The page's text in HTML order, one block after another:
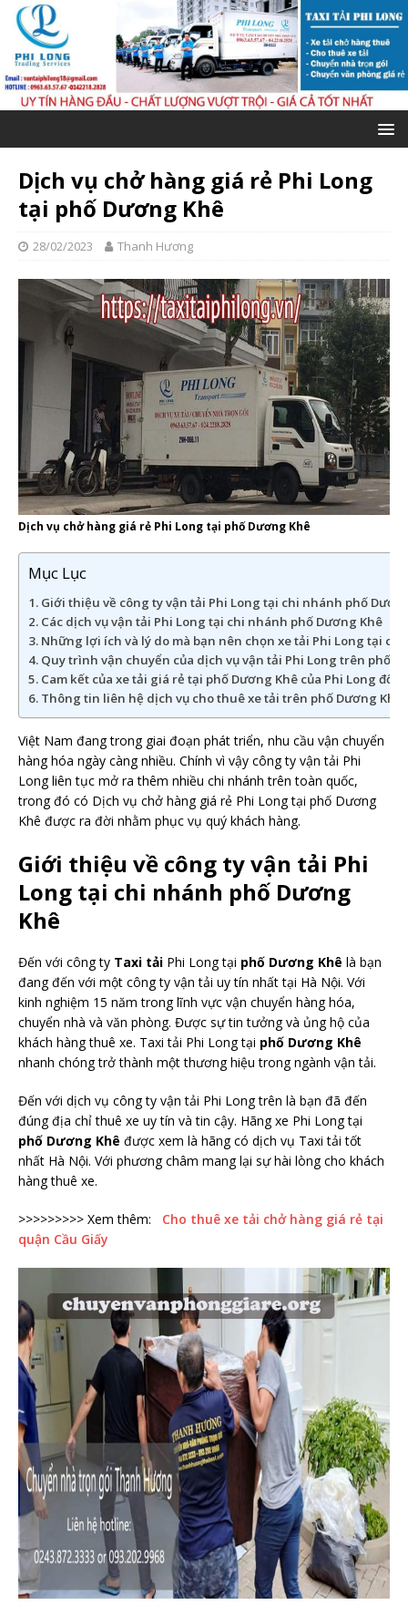
Dịch vụ chở hàng giá rẻ Phi Long
tại phố Dương Khê
28/02/2023 Thanh Hương
Dịch vụ chở hàng giá rẻ Phi Long tại phố Dương Khê
Mục Lục
Giới thiệu về công ty vận tải Phi Long tại chi nhánh phố
Các dịch vụ vận tải Phi Long tại chi nhánh phố Dương Khê
Những lợi ích và lý do mà bạn nên chọn xe tải Phi Long tại
Quy trình vận chuyển của dịch vụ vận tải Phi Long trên phố
Cam kết của xe tải giá rẻ tại phố Dương Khê của Phi Long đối
Thông tin liên hệ dịch vụ cho thuê xe tải trên phố Dương Khê
Việt Nam đang trong giai đoạn phát triển, nhu cầu vận chuyển
hàng hóa ngày càng nhiều. Chính vì vậy công ty vận tải Phi
Long liên tục mở ra thêm nhiều chi nhánh trên toàn quốc,
trong đó có Dịch vụ chở hàng giá rẻ Phi Long tại phố Dương
Khê được ra đời nhằm phục vụ quý khách hàng.
Giới thiệu về công tyvận tải Phi
Long tại chi nhánh phố Dương
Khê
Đến với công ty Taxi tải Phi Long tại phố Dương Khê là bạn
đang đến với một công ty vận tải uy tín nhất tại Hà Nội. Với
kinh nghiệm 15 năm trong lĩnh vực vận chuyển hàng hóa,
chuyển nhà và văn phòng. Được sự tin tưởng và ủng hộ của
khách hàng thuê xe. Taxi tải Phi Long tại phố Dương Khê
nhanh chóng trở thành một thương hiệu trong ngành vận tải.
Đến với dịch vụ công ty vận tải Phi Long trên là bạn đã đến
đúng địa chỉ thuê xe uy tín và tin cậy. Hãng xe Phi Long tại
phố Dương Khê được xem là hãng có dịch vụ Taxi tải tốt
nhất Hà Nội. Với phương châm mang lại sự hài lòng cho khách
hàng thuê xe.
>>>>>>>>> Xem thêm:
Cho thuê xe tải chở hàng giá rẻ tại
quận Cầu Giấy